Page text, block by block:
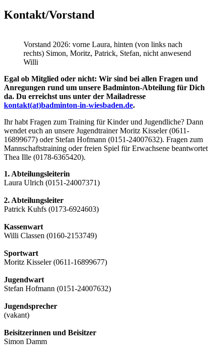
Kontakt/Vorstand
Vorstand 2026: vorne Laura, hinten (von links nach
rechts) Simon, Moritz, Patrick, Stefan, nicht anwesend
Willi
Egal ob Mitglied oder nicht: Wir sind bei allen Fragen und
Anregungen rund um unsere Badminton-Abteilung für Dich
da. Du erreichst uns unter der Mailadresse
kontakt(at)badminton-in-wiesbaden.de.
Ihr habt Fragen zum Training für Kinder und Jugendliche? Dann
wendet euch an unsere Jugendtrainer Moritz Kisseler (0611-
16899677) oder Stefan Hofmann (0151-24007632). Fragen zum
Mannschaftstraining oder freien Spiel für Erwachsene beantwortet
Thea Ille (0178-6365420).
1. Abteilungsleiterin
Laura Ulrich (0151-24007371)
2. Abteilungsleiter
Patrick Kuhfs (0173-6924603)
Kassenwart
Willi Classen (0160-2153749)
Sportwart
Moritz Kisseler (0611-16899677)
Jugendwart
Stefan Hofmann (0151-24007632)
Jugendsprecher
(vakant)
Beisitzerinnen und Beisitzer
Simon Damm